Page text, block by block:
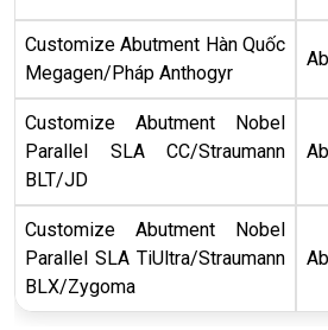
Customize Abutment Hàn Quốc
Megagen/Pháp Anthogyr
Customize Abutment Nobel
Parallel SLA CC/Straumann
BLT/JD
Customize Abutment Nobel
Parallel SLA TiUltra/Straumann
BLX/Zygoma